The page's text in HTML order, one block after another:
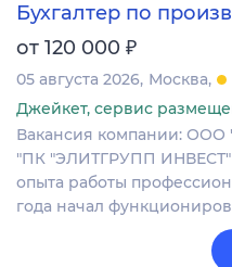
Бухгалтер по
от 120 000 ₽
05 августа 2026 Москва
Джейкет, сервис
Вакансия компании:
"ПК "ЭЛИТГРУПП ИНВЕСТ"
опыта работы
года начал